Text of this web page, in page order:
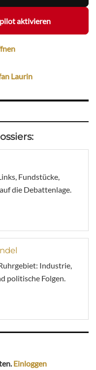
aktivieren
Laurin
Fundstücke,
die Debattenlage.
Industrie,
politische Folgen.
Einloggen